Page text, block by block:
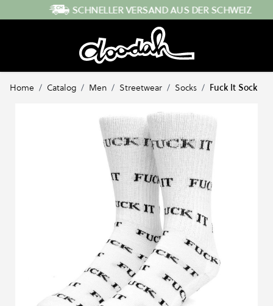
Direkt zum InhaltSCHNELLER VERSAND AUS DER SCHWEIZ
Home / Catalog / Men / Streetwear / Socks / Fuck It Sock